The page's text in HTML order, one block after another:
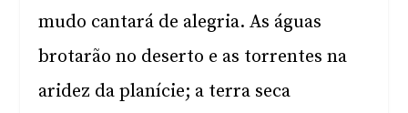
mudo cantará de alegria. As águas
brotarão no deserto e as torrentes na
aridez da planície; a terra seca